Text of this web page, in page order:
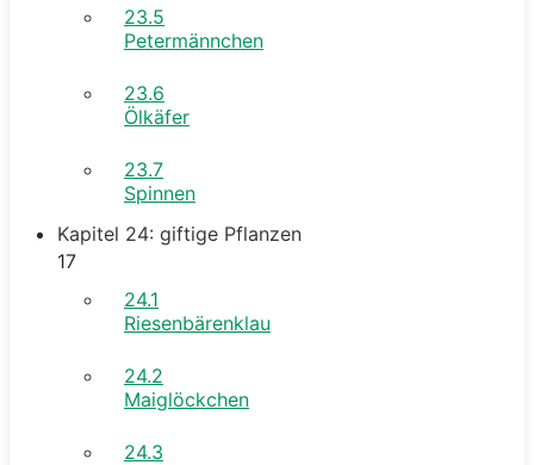
23.5
Petermännchen
23.6
Ölkäfer
23.7
Spinnen
Kapitel 24: giftige Pflanzen
17
24.1
Riesenbärenklau
24.2
Maiglöckchen
24.3